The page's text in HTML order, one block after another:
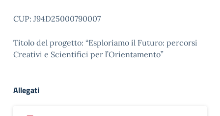
CUP: J94D25000790007
Titolo del progetto: “Esploriamo il Futuro: percorsi
Creativi e Scientifici per l’Orientamento”
Allegati